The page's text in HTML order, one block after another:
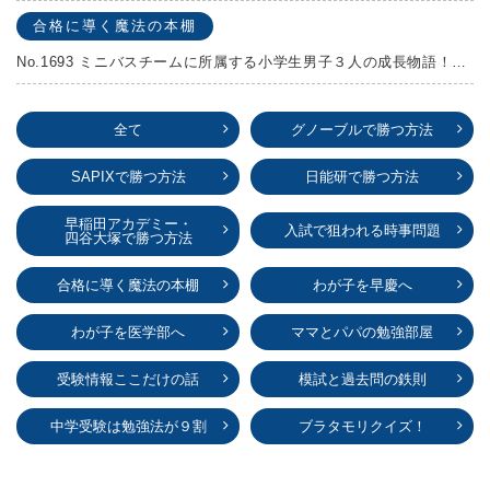
合格に導く魔法の本棚
全て グノーブルで勝つ方法
SAPIXで勝つ方法 日能研で勝つ方法
早稲田アカデミー・
四谷大塚で勝つ方法
入試で狙われる時事問題
合格に導く魔法の本棚 わが子を早慶へ
わが子を医学部へ ママとパパの勉強部屋
受験情報ここだけの話 模試と過去問の鉄則
中学受験は勉強法が９割 ブラタモリクイズ！